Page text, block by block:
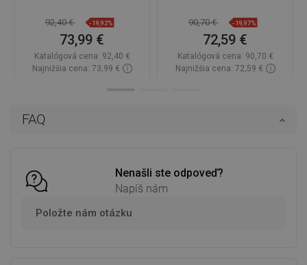
FAQ
Nenašli ste odpoveď?
Napíš nám
Položte nám otázku
92,40 € -19,92%
73,99 €
Katalógová cena: 92,40 €
Najnižšia cena: 73,99 €
90,70 € -19,97%
72,59 €
Katalógová cena: 90,70 €
Najnižšia cena: 72,59 €